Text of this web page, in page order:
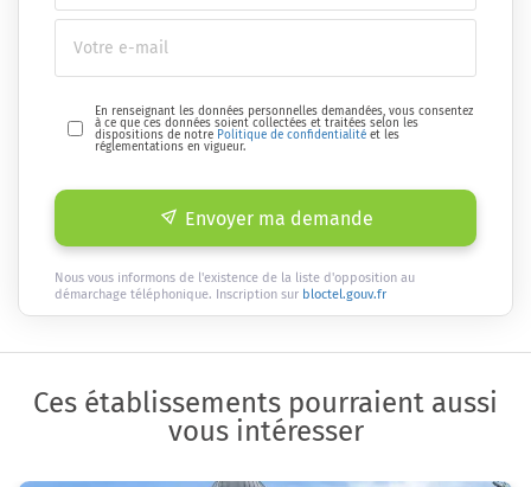
En renseignant les données personnelles demandées, vous consentez
à ce que ces données soient collectées et traitées selon les
dispositions de notre Politique de confidentialité et les
réglementations en vigueur.
Envoyer ma demande
Nous vous informons de l'existence de la liste d'opposition au
démarchage téléphonique. Inscription sur bloctel.gouv.fr
Ces établissements pourraient aussi
vous intéresser